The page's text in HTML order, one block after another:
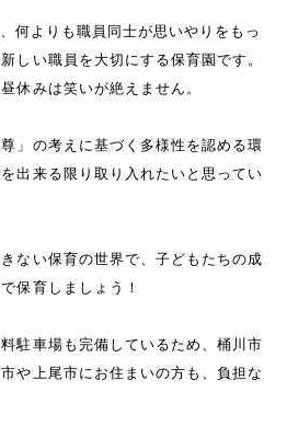
何よりも職員同士が思いやりをもっ
しい職員を大切にする保育園です。
休みは笑いが絶えません。
」の考えに基づく多様性を認める環
出来る限り取り入れたいと思ってい
ない保育の世界で、子どもたちの成
保育しましょう！
駐車場も完備しているため、桶川市
や上尾市にお住まいの方も、負担な